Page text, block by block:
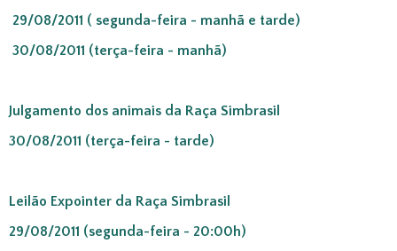
29/08/2011 ( segunda-feira - manhã e tarde)
30/08/2011 (terça-feira - manhã)
Julgamento dos animais da Raça Simbrasil
30/08/2011 (terça-feira - tarde)
Leilão Expointer da Raça Simbrasil
29/08/2011 (segunda-feira - 20:00h)